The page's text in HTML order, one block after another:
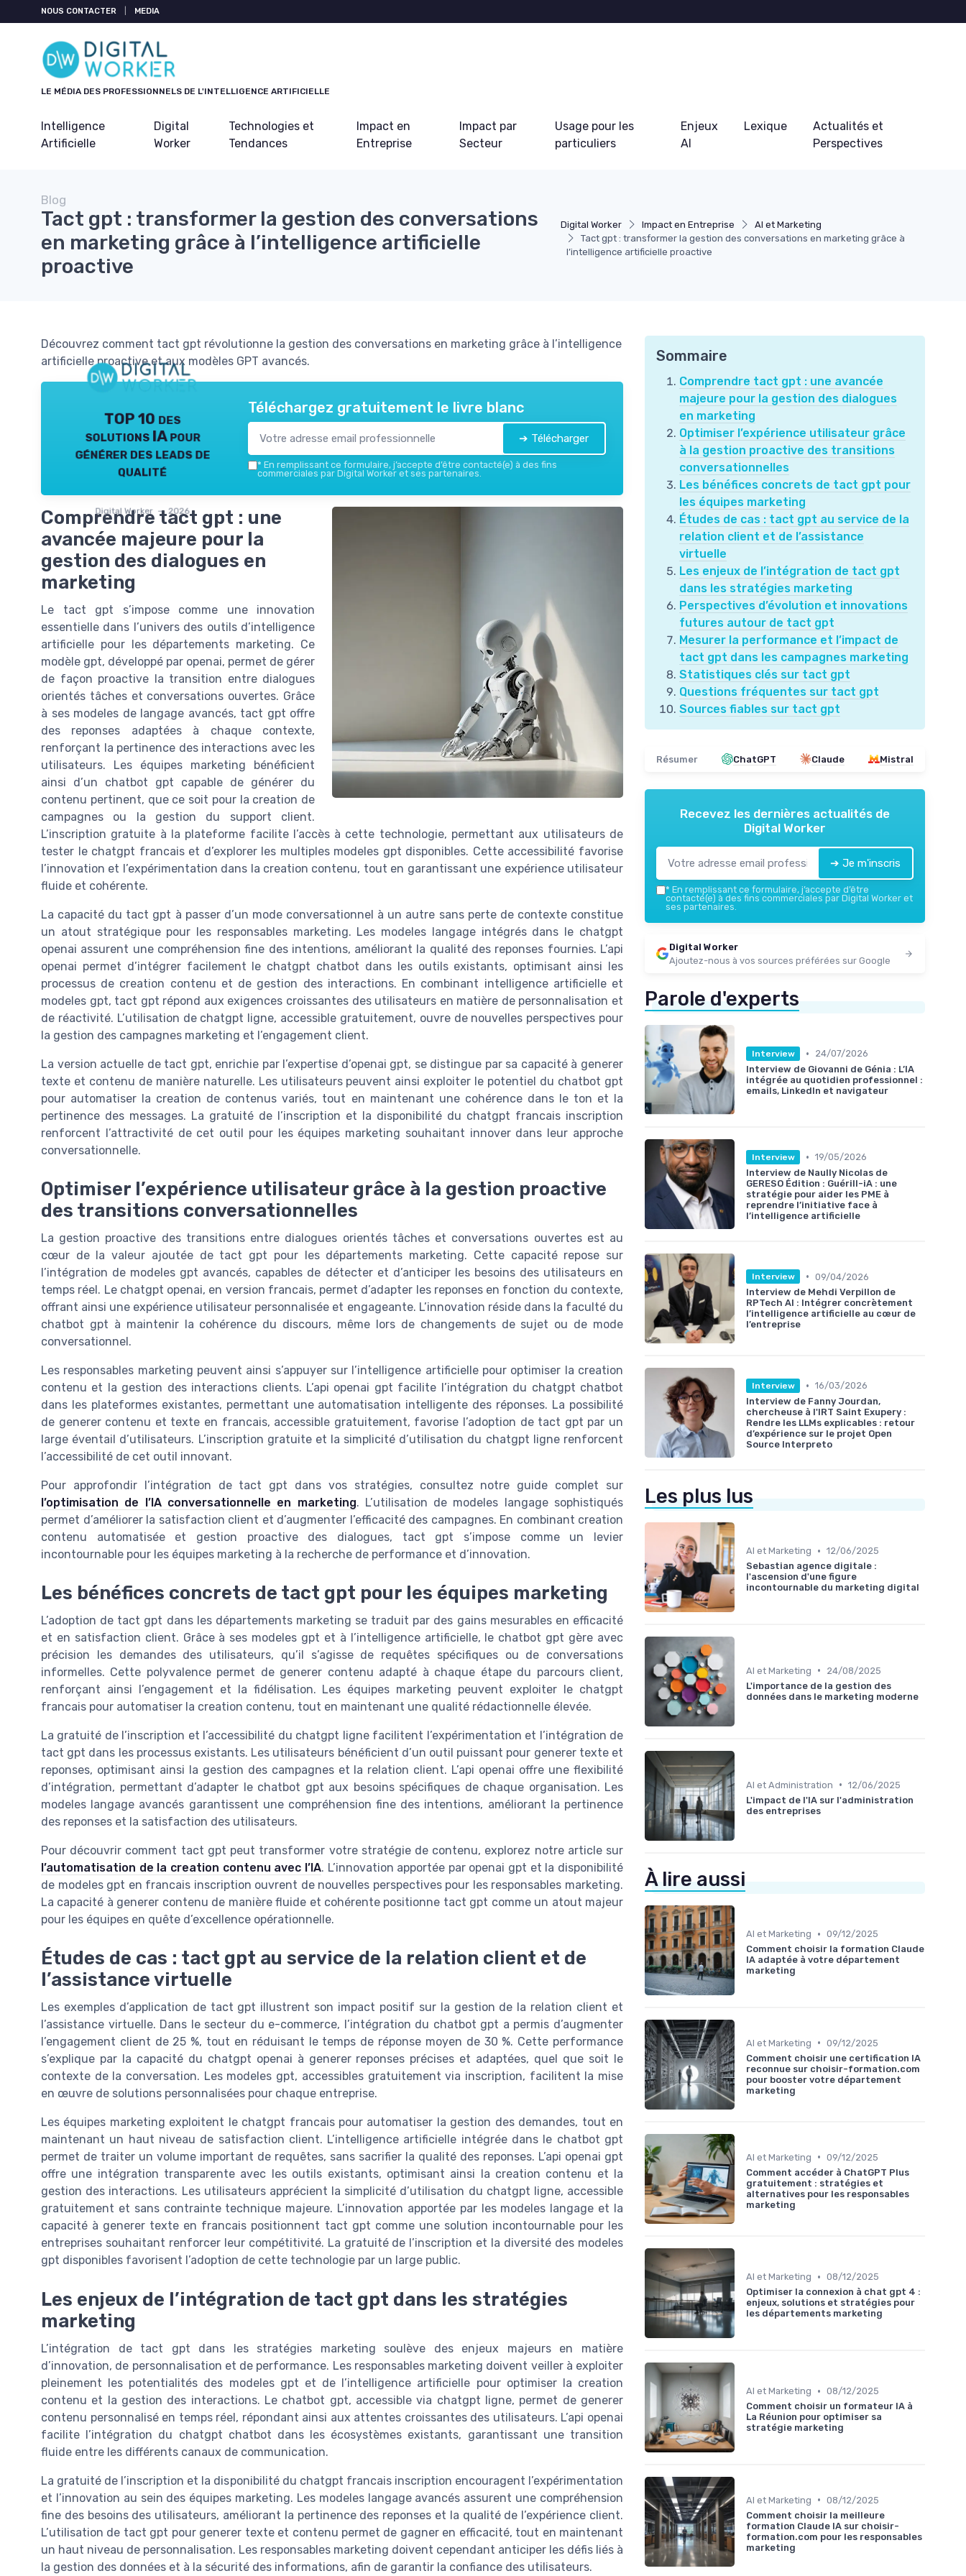
NOUS CONTACTER MEDIA
LE MÉDIA DES PROFESSIONNELS DE L'INTELLIGENCE ARTIFICIELLE
Intelligence
Artificielle
Digital
Worker
Technologies et
Tendances
Impact en
Entreprise
Impact par
Secteur
Usage pour les
particuliers
Enjeux
AI
Lexique
Actualités et
Perspectives
Digital Worker Impact en Entreprise
AI et Marketing
Tact gpt : transformer la gestion des conversations en marketing grâce à
l’intelligence artificielle proactive
Blog
Tact gpt : transformer la gestion des conversations
en marketing grâce à l’intelligence artificielle
proactive
Découvrez comment tact gpt révolutionne la gestion des conversations en marketing grâce à l’intelligence
artificielle proactive et aux modèles GPT avancés.
TOP 10 des
solutions IA pour
générer des leads de
qualité
Digital Worker — 2026
Téléchargez gratuitement le livre blanc
➔ Télécharger
* En remplissant ce formulaire, j’accepte d’être contacté(e) à des fins
commerciales par Digital Worker et ses partenaires.
Comprendre tact gpt : une
avancée majeure pour la
gestion des dialogues en
marketing
Le tact gpt s’impose comme une innovation
essentielle dans l’univers des outils d’intelligence
artificielle pour les départements marketing. Ce
modèle gpt, développé par openai, permet de gérer
de façon proactive la transition entre dialogues
orientés tâches et conversations ouvertes. Grâce
à ses modeles de langage avancés, tact gpt offre
des reponses adaptées à chaque contexte,
renforçant la pertinence des interactions avec les
utilisateurs. Les équipes marketing bénéficient
ainsi d’un chatbot gpt capable de générer du
contenu pertinent, que ce soit pour la creation de
campagnes ou la gestion du support client.
L’inscription gratuite à la plateforme facilite l’accès à cette technologie, permettant aux utilisateurs de
tester le chatgpt francais et d’explorer les multiples modeles gpt disponibles. Cette accessibilité favorise
l’innovation et l’expérimentation dans la creation contenu, tout en garantissant une expérience utilisateur
fluide et cohérente.
La capacité du tact gpt à passer d’un mode conversationnel à un autre sans perte de contexte constitue
un atout stratégique pour les responsables marketing. Les modeles langage intégrés dans le chatgpt
openai assurent une compréhension fine des intentions, améliorant la qualité des reponses fournies. L’api
openai permet d’intégrer facilement le chatgpt chatbot dans les outils existants, optimisant ainsi les
processus de creation contenu et de gestion des interactions. En combinant intelligence artificielle et
modeles gpt, tact gpt répond aux exigences croissantes des utilisateurs en matière de personnalisation et
de réactivité. L’utilisation de chatgpt ligne, accessible gratuitement, ouvre de nouvelles perspectives pour
la gestion des campagnes marketing et l’engagement client.
La version actuelle de tact gpt, enrichie par l’expertise d’openai gpt, se distingue par sa capacité à generer
texte et contenu de manière naturelle. Les utilisateurs peuvent ainsi exploiter le potentiel du chatbot gpt
pour automatiser la creation de contenus variés, tout en maintenant une cohérence dans le ton et la
pertinence des messages. La gratuité de l’inscription et la disponibilité du chatgpt francais inscription
renforcent l’attractivité de cet outil pour les équipes marketing souhaitant innover dans leur approche
conversationnelle.
Optimiser l’expérience utilisateur grâce à la gestion proactive
des transitions conversationnelles
La gestion proactive des transitions entre dialogues orientés tâches et conversations ouvertes est au
cœur de la valeur ajoutée de tact gpt pour les départements marketing. Cette capacité repose sur
l’intégration de modeles gpt avancés, capables de détecter et d’anticiper les besoins des utilisateurs en
temps réel. Le chatgpt openai, en version francais, permet d’adapter les reponses en fonction du contexte,
offrant ainsi une expérience utilisateur personnalisée et engageante. L’innovation réside dans la faculté du
chatbot gpt à maintenir la cohérence du discours, même lors de changements de sujet ou de mode
conversationnel.
Les responsables marketing peuvent ainsi s’appuyer sur l’intelligence artificielle pour optimiser la creation
contenu et la gestion des interactions clients. L’api openai gpt facilite l’intégration du chatgpt chatbot
dans les plateformes existantes, permettant une automatisation intelligente des réponses. La possibilité
de generer contenu et texte en francais, accessible gratuitement, favorise l’adoption de tact gpt par un
large éventail d’utilisateurs. L’inscription gratuite et la simplicité d’utilisation du chatgpt ligne renforcent
l’accessibilité de cet outil innovant.
Pour approfondir l’intégration de tact gpt dans vos stratégies, consultez notre guide complet sur
l’optimisation de l’IA conversationnelle en marketing. L’utilisation de modeles langage sophistiqués
permet d’améliorer la satisfaction client et d’augmenter l’efficacité des campagnes. En combinant creation
contenu automatisée et gestion proactive des dialogues, tact gpt s’impose comme un levier
incontournable pour les équipes marketing à la recherche de performance et d’innovation.
Les bénéfices concrets de tact gpt pour les équipes marketing
L’adoption de tact gpt dans les départements marketing se traduit par des gains mesurables en efficacité
et en satisfaction client. Grâce à ses modeles gpt et à l’intelligence artificielle, le chatbot gpt gère avec
précision les demandes des utilisateurs, qu’il s’agisse de requêtes spécifiques ou de conversations
informelles. Cette polyvalence permet de generer contenu adapté à chaque étape du parcours client,
renforçant ainsi l’engagement et la fidélisation. Les équipes marketing peuvent exploiter le chatgpt
francais pour automatiser la creation contenu, tout en maintenant une qualité rédactionnelle élevée.
La gratuité de l’inscription et l’accessibilité du chatgpt ligne facilitent l’expérimentation et l’intégration de
tact gpt dans les processus existants. Les utilisateurs bénéficient d’un outil puissant pour generer texte et
reponses, optimisant ainsi la gestion des campagnes et la relation client. L’api openai offre une flexibilité
d’intégration, permettant d’adapter le chatbot gpt aux besoins spécifiques de chaque organisation. Les
modeles langage avancés garantissent une compréhension fine des intentions, améliorant la pertinence
des reponses et la satisfaction des utilisateurs.
Pour découvrir comment tact gpt peut transformer votre stratégie de contenu, explorez notre article sur
l’automatisation de la creation contenu avec l’IA. L’innovation apportée par openai gpt et la disponibilité
de modeles gpt en francais inscription ouvrent de nouvelles perspectives pour les responsables marketing.
La capacité à generer contenu de manière fluide et cohérente positionne tact gpt comme un atout majeur
pour les équipes en quête d’excellence opérationnelle.
Études de cas : tact gpt au service de la relation client et de
l’assistance virtuelle
Les exemples d’application de tact gpt illustrent son impact positif sur la gestion de la relation client et
l’assistance virtuelle. Dans le secteur du e-commerce, l’intégration du chatbot gpt a permis d’augmenter
l’engagement client de 25 %, tout en réduisant le temps de réponse moyen de 30 %. Cette performance
s’explique par la capacité du chatgpt openai à generer reponses précises et adaptées, quel que soit le
contexte de la conversation. Les modeles gpt, accessibles gratuitement via inscription, facilitent la mise
en œuvre de solutions personnalisées pour chaque entreprise.
Les équipes marketing exploitent le chatgpt francais pour automatiser la gestion des demandes, tout en
maintenant un haut niveau de satisfaction client. L’intelligence artificielle intégrée dans le chatbot gpt
permet de traiter un volume important de requêtes, sans sacrifier la qualité des reponses. L’api openai gpt
offre une intégration transparente avec les outils existants, optimisant ainsi la creation contenu et la
gestion des interactions. Les utilisateurs apprécient la simplicité d’utilisation du chatgpt ligne, accessible
gratuitement et sans contrainte technique majeure. L’innovation apportée par les modeles langage et la
capacité à generer texte en francais positionnent tact gpt comme une solution incontournable pour les
entreprises souhaitant renforcer leur compétitivité. La gratuité de l’inscription et la diversité des modeles
gpt disponibles favorisent l’adoption de cette technologie par un large public.
Les enjeux de l’intégration de tact gpt dans les stratégies
marketing
L’intégration de tact gpt dans les stratégies marketing soulève des enjeux majeurs en matière
d’innovation, de personnalisation et de performance. Les responsables marketing doivent veiller à exploiter
pleinement les potentialités des modeles gpt et de l’intelligence artificielle pour optimiser la creation
contenu et la gestion des interactions. Le chatbot gpt, accessible via chatgpt ligne, permet de generer
contenu personnalisé en temps réel, répondant ainsi aux attentes croissantes des utilisateurs. L’api openai
facilite l’intégration du chatgpt chatbot dans les écosystèmes existants, garantissant une transition
fluide entre les différents canaux de communication.
La gratuité de l’inscription et la disponibilité du chatgpt francais inscription encouragent l’expérimentation
et l’innovation au sein des équipes marketing. Les modeles langage avancés assurent une compréhension
fine des besoins des utilisateurs, améliorant la pertinence des reponses et la qualité de l’expérience client.
L’utilisation de tact gpt pour generer texte et contenu permet de gagner en efficacité, tout en maintenant
un haut niveau de personnalisation. Les responsables marketing doivent cependant anticiper les défis liés à
la gestion des données et à la sécurité des informations, afin de garantir la confiance des utilisateurs.
Sommaire
Comprendre tact gpt : une avancée
majeure pour la gestion des dialogues
en marketing
Optimiser l’expérience utilisateur grâce
à la gestion proactive des transitions
conversationnelles
Les bénéfices concrets de tact gpt pour
les équipes marketing
Études de cas : tact gpt au service de la
relation client et de l’assistance
virtuelle
Les enjeux de l’intégration de tact gpt
dans les stratégies marketing
Perspectives d’évolution et innovations
futures autour de tact gpt
Mesurer la performance et l’impact de
tact gpt dans les campagnes marketing
Statistiques clés sur tact gpt
Questions fréquentes sur tact gpt
Sources fiables sur tact gpt
Résumer ChatGPT Claude Mistral
Recevez les dernières actualités de
Digital Worker
➔ Je m'inscris
* En remplissant ce formulaire, j’accepte d’être
contacté(e) à des fins commerciales par Digital Worker et
ses partenaires.
Digital Worker
Ajoutez-nous à vos sources préférées sur Google
Parole d'experts
Interview •
24/07/2026
Interview de Giovanni de Génia : L’IA
intégrée au quotidien professionnel :
emails, LinkedIn et navigateur
Interview • 19/05/2026
Interview de Naully Nicolas de
GERESO Édition : Guérill-iA : une
stratégie pour aider les PME à
reprendre l’initiative face à
l’intelligence artificielle
Interview • 09/04/2026
Interview de Mehdi Verpillon de
RPTech AI : Intégrer concrètement
l’intelligence artificielle au cœur de
l’entreprise
Interview • 16/03/2026
Interview de Fanny Jourdan,
chercheuse à l'IRT Saint Exupery :
Rendre les LLMs explicables : retour
d’expérience sur le projet Open
Source Interpreto
Les plus lus
AI et Marketing • 12/06/2025
Sebastian agence digitale :
l'ascension d'une figure
incontournable du marketing digital
AI et Marketing •
24/08/2025
L'importance de la gestion des
données dans le marketing moderne
AI et Administration • 12/06/2025
L'impact de l'IA sur l'administration
des entreprises
À lire aussi
AI et Marketing • 09/12/2025
Comment choisir la formation Claude
IA adaptée à votre département
marketing
AI et Marketing • 09/12/2025
Comment choisir une certification IA
reconnue sur choisir-formation.com
pour booster votre département
marketing
AI et Marketing • 09/12/2025
Comment accéder à ChatGPT Plus
gratuitement : stratégies et
alternatives pour les responsables
marketing
AI et Marketing • 08/12/2025
Optimiser la connexion à chat gpt 4 :
enjeux, solutions et stratégies pour
les départements marketing
AI et Marketing • 08/12/2025
Comment choisir un formateur IA à
La Réunion pour optimiser sa
stratégie marketing
AI et Marketing • 08/12/2025
Comment choisir la meilleure
formation Claude IA sur choisir-
formation.com pour les responsables
marketing
Panneau de gestion des cookies